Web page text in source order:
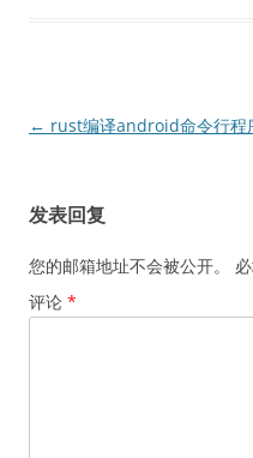
文
航
← rust编译android命令行程
发表回复
您的邮箱地址不会被公开。
评论 *